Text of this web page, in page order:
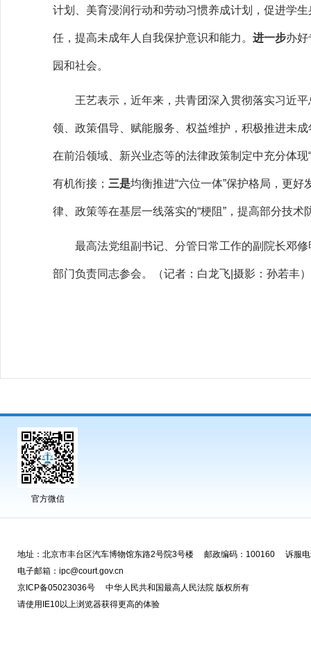
计划、美育浸润行动和劳动习惯养成计划，促进学
任，提高未成年人自我保护意识和能力。 进一步办
园和社会。
王艺表示，近年来，共青团深入贯彻落实习近平
领、政策倡导、赋能服务、权益维护，积极推进未
在前沿领域、新兴业态等的法律政策制定中充分体现
有机衔接； 三是均衡推进“六位一体”保护格局，更
律、政策等在基层一线落实的“梗阻”，提高部分技
最高法党组副书记、分管日常工作的副院长邓修
部门负责同志参会。 （记者：白龙飞|摄影：孙若丰）
官方微信
地址：北京市丰台区汽车博物馆东路2号院3号楼 邮政编码：100160 诉服
电子邮箱：ipc@court.gov.cn
京ICP备05023036号 中华人民共和国最高人民法院 版权所有
请使用IE10以上浏览器获得更高的体验